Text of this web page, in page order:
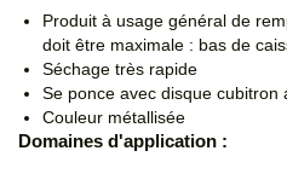
Produit à usage général de
doit être maximale : bas de
Séchage très rapide
Se ponce avec disque
Couleur métallisée
Domaines d'application :